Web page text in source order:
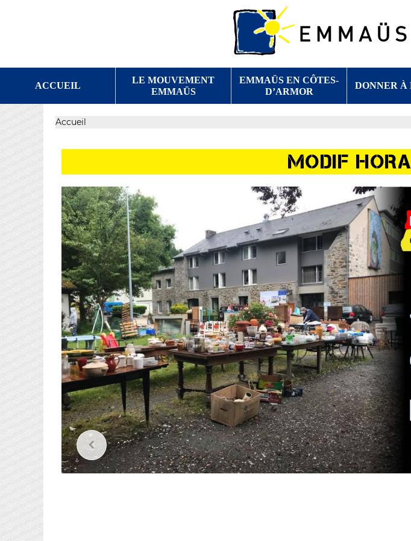
ACCUEIL
LE MOUVEMENT
EMMAÜS
EMMAÜS EN CÔTES-
D’ARMOR
DONNER À
Accueil
MODIF